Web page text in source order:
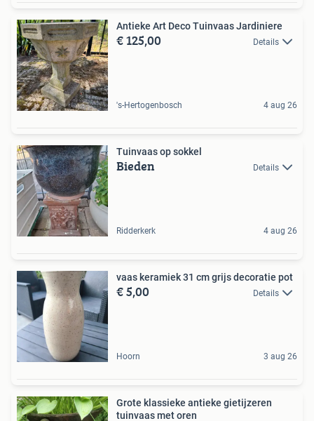
Antieke Art Deco Tuinvaas Jardiniere
€ 125,00 Details
's-Hertogenbosch 4 aug 26
Tuinvaas op sokkel
Bieden Details
Ridderkerk 4 aug 26
vaas keramiek 31 cm grijs decoratie pot
€ 5,00 Details
Hoorn 3 aug 26
Grote klassieke antieke gietijzeren
tuinvaas met oren